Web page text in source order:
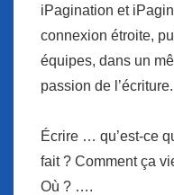
iPagination et
connexion étroite,
équipes, dans un
passion de l’écriture.
Écrire … qu’est-ce
fait ? Comment ça
Où ? ….